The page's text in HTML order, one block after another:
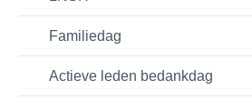
Familiedag
Actieve leden bedankdag